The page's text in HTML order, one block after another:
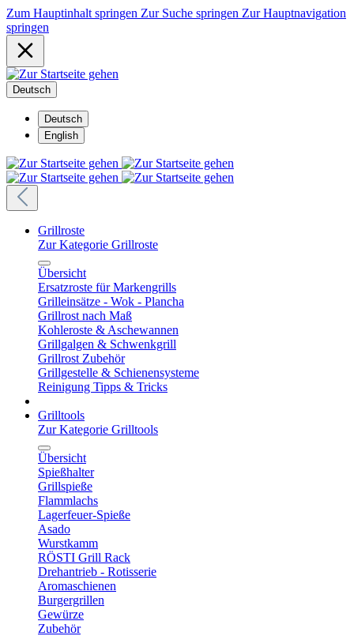
Zum Hauptinhalt springen Zur Suche springen Zur Hauptnavigation
springen
Deutsch
Deutsch
English
Grillroste
Zur Kategorie Grillroste
Übersicht
Ersatzroste für Markengrills
Grilleinsätze - Wok - Plancha
Grillrost nach Maß
Kohleroste & Aschewannen
Grillgalgen & Schwenkgrill
Grillrost Zubehör
Grillgestelle & Schienensysteme
Reinigung Tipps & Tricks
Grilltools
Zur Kategorie Grilltools
Übersicht
Spießhalter
Grillspieße
Flammlachs
Lagerfeuer-Spieße
Asado
Wurstkamm
RÖSTI Grill Rack
Drehantrieb - Rotisserie
Aromaschienen
Burgergrillen
Gewürze
Zubehör